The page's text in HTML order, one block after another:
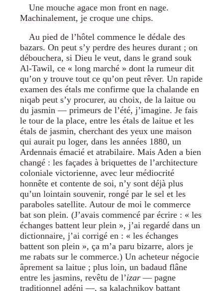
Une mouche agace mon front en nage.
Machinalement, je croque une chips.
Au pied de l’hôtel commence le dédale des
bazars. On peut s’y perdre des heures durant ; on
débouchera, si Dieu le veut, dans le grand souk
Al-Tawil, ce « long marché » dont la rumeur dit
qu’on y trouve tout ce qu’on peut rêver. Un rapide
examen des étals me confirme que la chalande en
niqab peut s’y procurer, au choix, de la laitue ou
du jasmin — primeurs de l’été, j’imagine. Je fais
le tour de la place, entre les étals de laitue et les
étals de jasmin, cherchant des yeux une maison
qui aurait pu loger, dans les années 1880, un
Ardennais émacié et atrabilaire. Mais Aden a bien
changé : les façades à briquettes de l’architecture
coloniale victorienne, avec leur médiocrité
honnête et contente de soi, n’y sont déjà plus
qu’un lointain souvenir, rongé par le sel et les
paraboles satellite. Autour de moi le commerce
bat son plein. (J’avais commencé par écrire : « les
échanges battent leur plein », j’ai regardé dans un
dictionnaire, j’ai corrigé en : « les échanges
battent son plein », ça m’a paru bizarre, alors je
me rabats sur le commerce.) Un acheteur négocie
âprement sa laitue ; plus loin, un badaud flâne
entre les jasmins, revêtu de l’izar — pagne
traditionnel adéni —, sa kalachnikov battant